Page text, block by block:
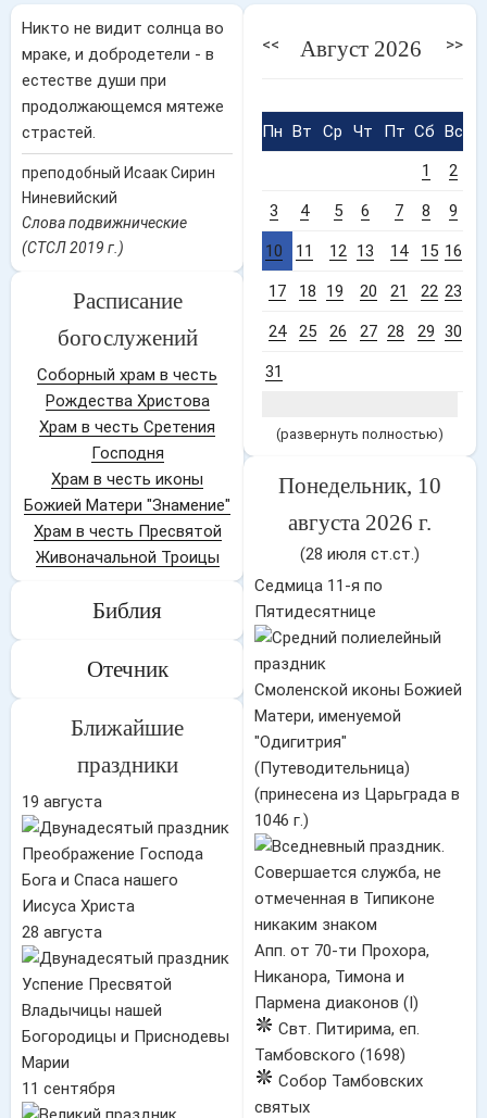
Никто не видит солнца во
мраке, и добродетели - в
естестве души при
продолжающемся мятеже
страстей.
преподобный Исаак Сирин
Ниневийский
Слова подвижнические
(СТСЛ 2019 г.)
Расписание
богослужений
Соборный храм в честь
Рождества Христова
Храм в честь Сретения
Господня
Храм в честь иконы
Божией Матери "Знамение"
Храм в честь Пресвятой
Живоначальной Троицы
Библия
Отечник
Ближайшие
праздники
19 августа
Преображение Господа
Бога и Спаса нашего
Иисуса Христа
28 августа
Успение Пресвятой
Владычицы нашей
Богородицы и Приснодевы
Марии
11 сентября
<< Август 2026 >>
Пн Вт Ср Чт Пт Сб Вс
1
2
3 4 5 6 7 8 9
10 11 12 13 14 15 16
17 18 19 20 21 22 23
24 25 26 27 28 29 30
31
(развернуть полностью)
Понедельник, 10
августа 2026 г.
(28 июля ст.ст.)
Седмица 11-я по
Пятидесятнице
Смоленской иконы Божией
Матери, именуемой
"Одигитрия"
(Путеводительница)
(принесена из Царьграда в
1046 г.)
Апп. от 70-ти Прохора,
Никанора, Тимона и
Пармена диаконов (I)
Свт. Питирима, еп.
Тамбовского (1698)
Собор Тамбовских
святых